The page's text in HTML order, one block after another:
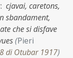
: cjavai, caretons,
sbandament,
che si disfave
(Pieri
di Otubar 1917)